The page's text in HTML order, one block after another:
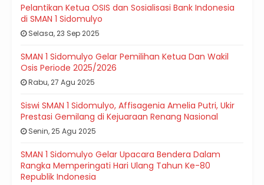
Pelantikan Ketua OSIS dan Sosialisasi Bank Indonesia
di SMAN 1 Sidomulyo
Selasa, 23 Sep 2025
SMAN 1 Sidomulyo Gelar Pemilihan Ketua Dan Wakil
Osis Periode 2025/2026
Rabu, 27 Agu 2025
Siswi SMAN 1 Sidomulyo, Affisagenia Amelia Putri, Ukir
Prestasi Gemilang di Kejuaraan Renang Nasional
Senin, 25 Agu 2025
SMAN 1 Sidomulyo Gelar Upacara Bendera Dalam
Rangka Memperingati Hari Ulang Tahun Ke-80
Republik Indonesia